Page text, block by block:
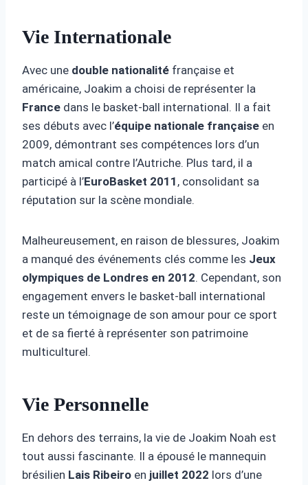
Vie Internationale
Avec une double nationalité française et
américaine, Joakim a choisi de représenter la
France dans le basket-ball international. Il a fait
ses débuts avec l’équipe nationale française en
2009, démontrant ses compétences lors d’un
match amical contre l’Autriche. Plus tard, il a
participé à l’EuroBasket 2011 , consolidant sa
réputation sur la scène mondiale.
Malheureusement, en raison de blessures, Joakim
a manqué des événements clés comme les Jeux
olympiques de Londres en 2012. Cependant, son
engagement envers le basket-ball international
reste un témoignage de son amour pour ce sport
et de sa fierté à représenter son patrimoine
multiculturel.
Vie Personnelle
En dehors des terrains, la vie de Joakim Noah est
tout aussi fascinante. Il a épousé le mannequin
brésilien Lais Ribeiro en juillet 2022 lors d’une